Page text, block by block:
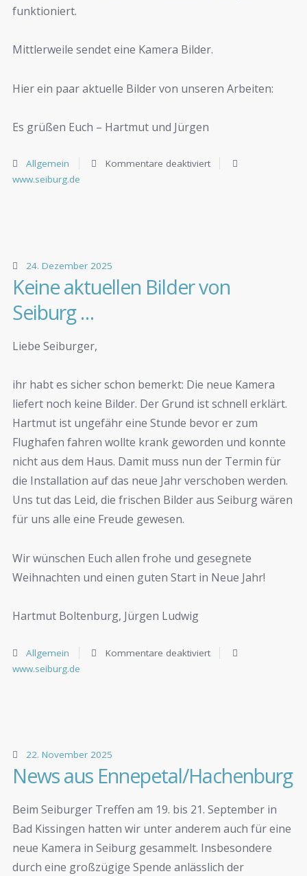
funktioniert.
Mittlerweile sendet eine Kamera Bilder.
Hier ein paar aktuelle Bilder von unseren Arbeiten:
Es grüßen Euch – Hartmut und Jürgen
Allgemein
Kommentare deaktiviert
www.seiburg.de
24. Dezember 2025
Keine aktuellen Bilder von
Seiburg …
Liebe Seiburger,
ihr habt es sicher schon bemerkt: Die neue Kamera
liefert noch keine Bilder. Der Grund ist schnell erklärt.
Hartmut ist ungefähr eine Stunde bevor er zum
Flughafen fahren wollte krank geworden und konnte
nicht aus dem Haus. Damit muss nun der Termin für
die Installation auf das neue Jahr verschoben werden.
Uns tut das Leid, die frischen Bilder aus Seiburg wären
für uns alle eine Freude gewesen.
Wir wünschen Euch allen frohe und gesegnete
Weihnachten und einen guten Start in Neue Jahr!
Hartmut Boltenburg, Jürgen Ludwig
Allgemein
Kommentare deaktiviert
www.seiburg.de
22. November 2025
News aus Ennepetal/Hachenburg
Beim Seiburger Treffen am 19. bis 21. September in
Bad Kissingen hatten wir unter anderem auch für eine
neue Kamera in Seiburg gesammelt. Insbesondere
durch eine großzügige Spende anlässlich der